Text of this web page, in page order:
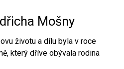
Mošny
životu a dílu byla v roce
který dříve obývala rodina